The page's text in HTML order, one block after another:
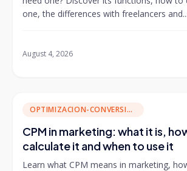
one, the differences with freelancers and...
August 4, 2026
OPTIMIZACION-CONVERSION
CPM in marketing: what it is,
calculate it and when to use it
Learn what CPM means in marketing,